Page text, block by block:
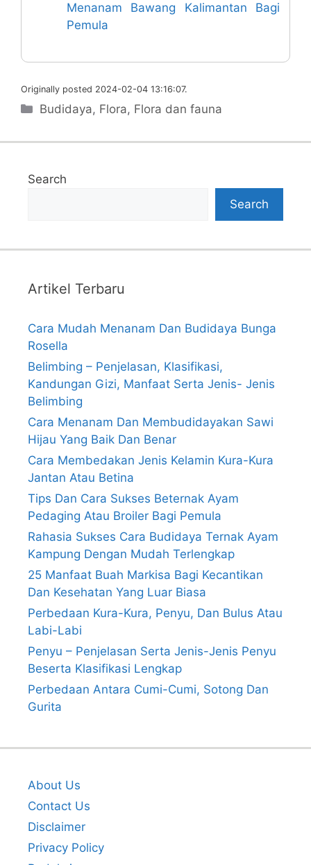
Menanam Bawang Kalimantan Bagi
Pemula
Originally posted 2024-02-04 13:16:07.
Categories
Budidaya, Flora, Flora dan fauna
Search
Search
Artikel Terbaru
Cara Mudah Menanam Dan Budidaya Bunga
Rosella
Belimbing – Penjelasan, Klasifikasi,
Kandungan Gizi, Manfaat Serta Jenis- Jenis
Belimbing
Cara Menanam Dan Membudidayakan Sawi
Hijau Yang Baik Dan Benar
Cara Membedakan Jenis Kelamin Kura-Kura
Jantan Atau Betina
Tips Dan Cara Sukses Beternak Ayam
Pedaging Atau Broiler Bagi Pemula
Rahasia Sukses Cara Budidaya Ternak Ayam
Kampung Dengan Mudah Terlengkap
25 Manfaat Buah Markisa Bagi Kecantikan
Dan Kesehatan Yang Luar Biasa
Perbedaan Kura-Kura, Penyu, Dan Bulus Atau
Labi-Labi
Penyu – Penjelasan Serta Jenis-Jenis Penyu
Beserta Klasifikasi Lengkap
Perbedaan Antara Cumi-Cumi, Sotong Dan
Gurita
About Us
Contact Us
Disclaimer
Privacy Policy